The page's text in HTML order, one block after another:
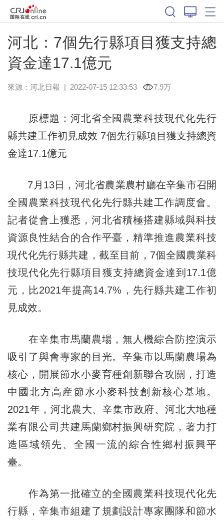
河北：7個先行縣項目獲支持總
資金達17.1億元
來源： 河北日報 | 2022-07-15 12:33:53 7.9万
原標題：河北省全國農業科技現代化先行
縣共建工作初見成效 7個先行縣項目獲支持總資
金達17.1億元
7月13日，河北省農業農村廳在辛集市召開
全國農業科技現代化先行縣共建工作調度會。
記者從會上獲悉，河北省積極搭建縣域與科技
資源良性結合的合作平臺，精準推進農業科技
現代化先行縣共建，截至目前，7個全國農業科
技現代化先行縣項目獲支持總資金達到17.1億
元，比2021年提高14.7%，先行縣共建工作初
見成效。
在辛集市馬蘭農場，無人機綜合防控演示
吸引了與會專家的目光。辛集市以馬蘭農場為
核心，開展節水小麥育種創新聯合攻關，打造
中國北方高産節水小麥科技創新核心基地。
2021年，河北農大、辛集市政府、河北大地種
業有限公司共建馬蘭鄉村振興研究院，著力打
造區域領先、全國一流的綜合性鄉村振興平
臺。
作為第一批確立的全國農業科技現代化先
行縣，辛集市組建了規劃設計專家團隊和節水